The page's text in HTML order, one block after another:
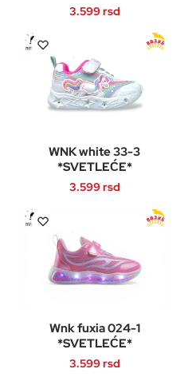
3.599rsd
proizvod
ima
više
varijanti.
mogu
biti
izabrane
proizvoda.
WNK white 33-3
*SVETLEĆE*
3.599rsd
ima
više
mogu
biti
izabrane
Wnk fuxia 024-1
*SVETLEĆE*
3.599rsd